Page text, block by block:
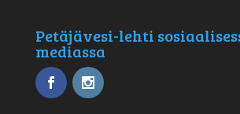
Petäjävesi-lehti
mediassa